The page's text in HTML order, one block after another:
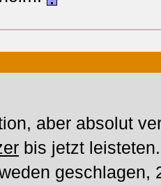
aber absolut
bis jetzt
geschlagen,